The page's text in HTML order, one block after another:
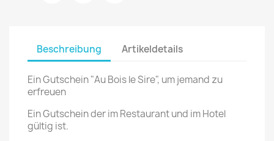
Beschreibung Artikeldetails
Ein Gutschein "Au Bois le Sire", um jemand zu
erfreuen
Ein Gutschein der im Restaurant und im Hotel
gültig ist.